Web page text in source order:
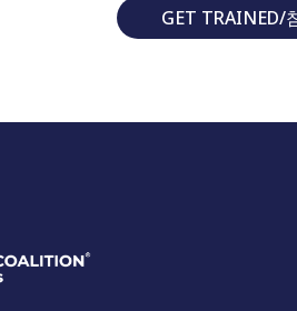
GET TRAINED/